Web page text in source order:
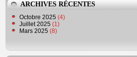
ARCHIVES RÉCENTES
Octobre 2025 (4)
Juillet 2025 (1)
Mars 2025 (8)